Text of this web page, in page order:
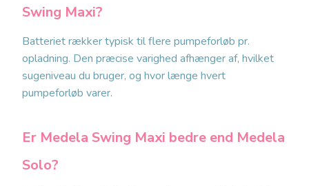
Swing Maxi?
Batteriet rækker typisk til flere pumpeforløb pr.
opladning. Den præcise varighed afhænger af, hvilket
sugeniveau du bruger, og hvor længe hvert
pumpeforløb varer.
Er Medela Swing Maxi bedre end Medela
Solo?